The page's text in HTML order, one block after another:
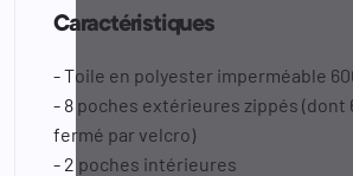
Caractéristiques
- Toile en polyester imperméable
- 8 poches extérieures zippés (dont
fermé par velcro)
- 2 poches intérieures